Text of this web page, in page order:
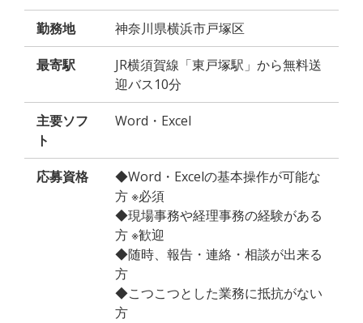
勤務地 神奈川県横浜市戸塚区
最寄駅
JR横須賀線「東戸塚駅」から無料送
迎バス10分
主要ソフ
ト
Word・Excel
応募資格
◆Word・Excelの基本操作が可能な
方 ※必須
◆現場事務や経理事務の経験がある
方 ※歓迎
◆随時、報告・連絡・相談が出来る
方
◆こつこつとした業務に抵抗がない
方